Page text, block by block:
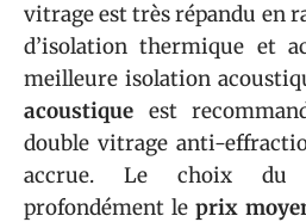
vitrage est très répandu en
d’isolation thermique et
meilleure isolation
acoustique est
double vitrage anti-
accrue. Le choix du
profondément le prix